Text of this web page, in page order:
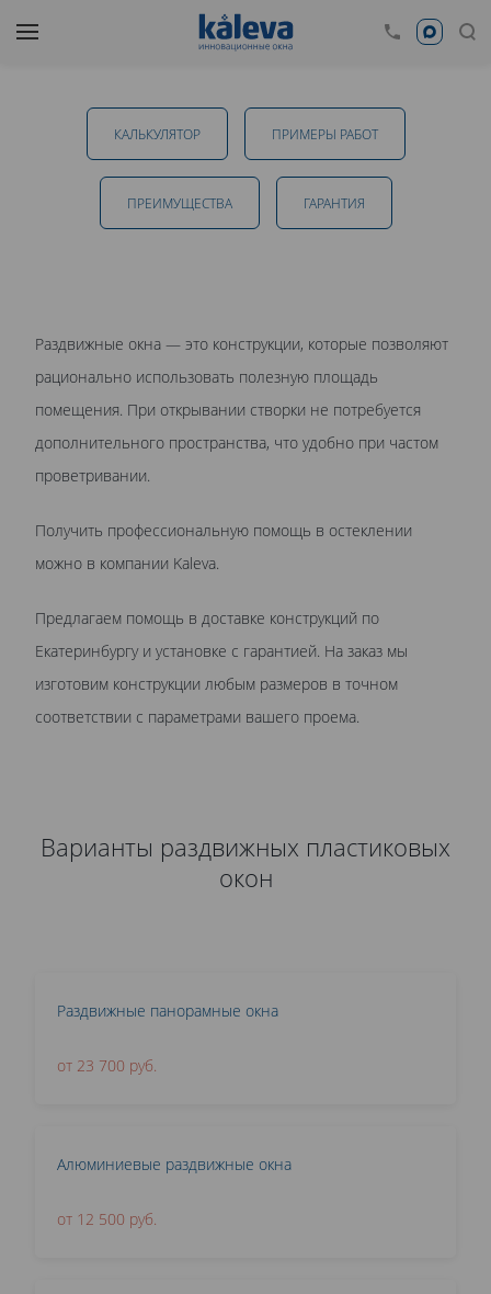
Раздвижные окна в Екатеринбурге
от 28 050 руб.
политикой обработки персональных данных
ознакомлен.
КАЛЬКУЛЯТОР ПРИМЕРЫ РАБОТ
ПРЕИМУЩЕСТВА ГАРАНТИЯ
Раздвижные окна — это конструкции, которые позволяют
рационально использовать полезную площадь
помещения. При открывании створки не потребуется
дополнительного пространства, что удобно при частом
проветривании.
Получить профессиональную помощь в остеклении
можно в компании Kaleva.
Предлагаем помощь в доставке конструкций по
Екатеринбургу и установке с гарантией. На заказ мы
изготовим конструкции любым размеров в точном
соответствии с параметрами вашего проема.
Варианты раздвижных пластиковых
окон
Раздвижные панорамные окна
от 23 700 руб.
Алюминиевые раздвижные окна
от 12 500 руб.